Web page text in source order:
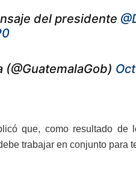
del presidente
que, como resultado
trabajar en conjunto